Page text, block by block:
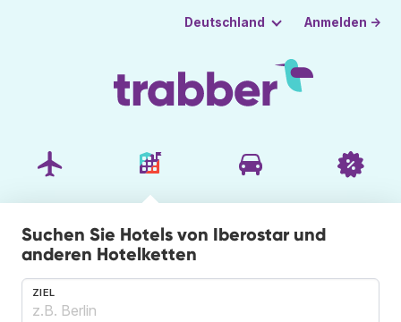
Deutschland Anmelden →
Suchen Sie Hotels von Iberostar und
anderen Hotelketten
ZIEL